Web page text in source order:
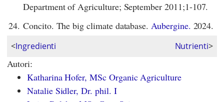
Department of Agriculture; September 2011;1-107.
24. Concito. The big climate database.Aubergine. 2024.
<Ingredienti Nutrienti>
Autori:
Katharina Hofer, MSc Organic Agriculture
Natalie Sidler, Dr. phil. I